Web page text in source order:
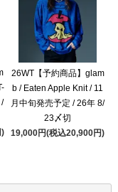
/
26WT【予約商品】glam
b / Eaten Apple Knit / 11
月中旬発売予定 / 26年 8/
23〆切
19,000円(税込20,900円)